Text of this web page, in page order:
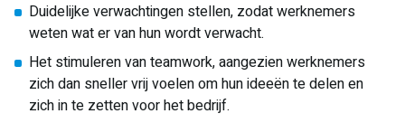
Duidelijke verwachtingen stellen, zodat werknemers
weten wat er van hun wordt verwacht.
Het stimuleren van teamwork, aangezien werknemers
zich dan sneller vrij voelen om hun ideeën te delen en
zich in te zetten voor het bedrijf.